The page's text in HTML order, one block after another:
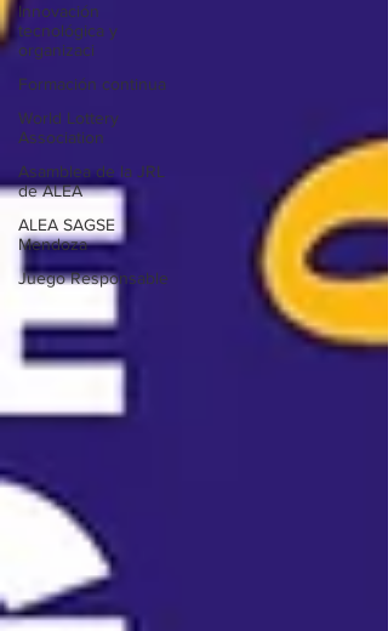
Innovación
tecnológica y
organizaci
Formación continua
World Lottery
Association
Asamblea de la JRL
de ALEA
ALEA SAGSE
Mendoza
Juego Responsable